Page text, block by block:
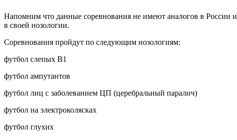
Напомним что данные соревнования не имеют аналогов в России
в своей нозологии.
Соревнования пройдут по следующим нозологиям:
футбол слепых В1
футбол ампутантов
футбол лиц с заболеванием ЦП (церебральный паралич)
футбол на электроколясках
футбол глухих